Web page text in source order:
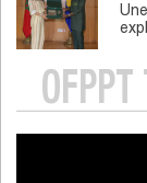
OFPPT